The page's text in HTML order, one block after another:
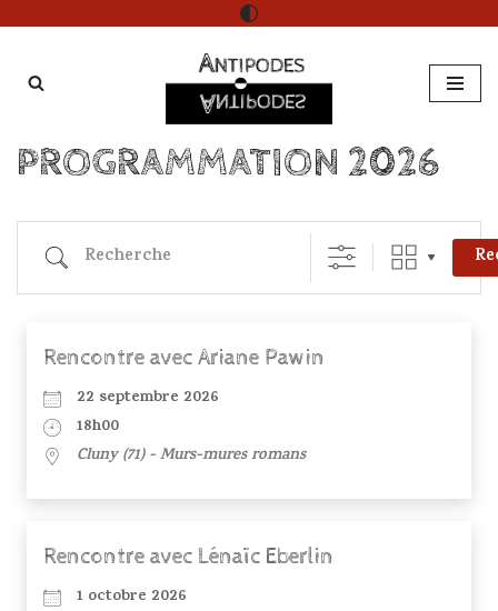
au
PROGRAMMATION 2026
Rencontre avec Ariane Pawin
22 septembre 2026
18h00
Cluny (71) - Murs-mures romans
Rencontre avec Lénaïc Eberlin
1 octobre 2026